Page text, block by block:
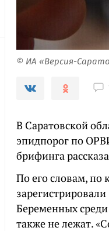
© ИА «Версия-
В Саратовской
эпидпорог по
брифинга
По его словам, по
Беременных
также не лежат.